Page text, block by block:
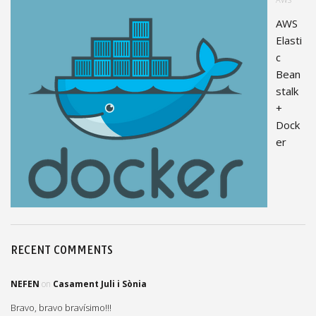
AWS
Elasti
c
Bean
stalk
+
Dock
er
RECENT COMMENTS
NEFEN on Casament Juli i Sònia
Bravo, bravo bravísimo!!!